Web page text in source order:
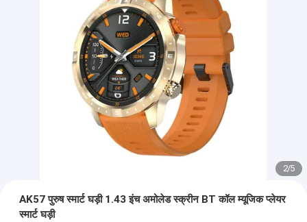
2/5
AK57 पुरुष स्मार्ट घड़ी 1.43 इंच अमोलेड स्क्रीन BT कॉल म्यूजिक प्लेयर
स्मार्ट घड़ी